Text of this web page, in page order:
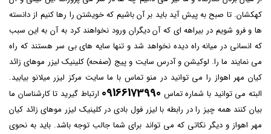
کهکشان. تا صبح به پیش آید باید بر آن باشیم که خویشتن را رها کنیم از دانسته
ها و فرو شویم در بیراهه ای که آن دیگران ورود نخواهند کرد به آن به این سبب
که انسانی در میانه راه دیده نخواهد شد و تنها سایه های بی سر هستند که راه
می نمایند ما را. لوکیشن و آدرس سایت و پیج (صفحه) کلینیک لیزر موهای زائد
کیان مهر اهواز را می توانید در منو تماس با ما سایت مرکز لیزر میلانو بیابید.
البته می توانید با شماره تماس 09166173990 ارتباط گیرید تا کارشناسان ما
بیان کنند همه چیز را در رابطه با لیزر فول بادی در کلینیک لیزر موهای زائد کیان
مهر اهواز و دیگر نکاتی که می تواند برای شما جالب توجه باشد. باید به نحوی